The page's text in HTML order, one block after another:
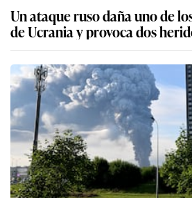
Un ataque ruso daña uno de
de Ucrania y provoca dos